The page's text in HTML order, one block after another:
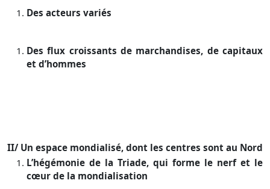
Des acteurs variés
Des flux croissants de marchandises, de capitaux
et d’hommes
II/ Un espace mondialisé, dont les centres sont au Nord
L’hégémonie de la Triade, qui forme le nerf et le
cœur de la mondialisation